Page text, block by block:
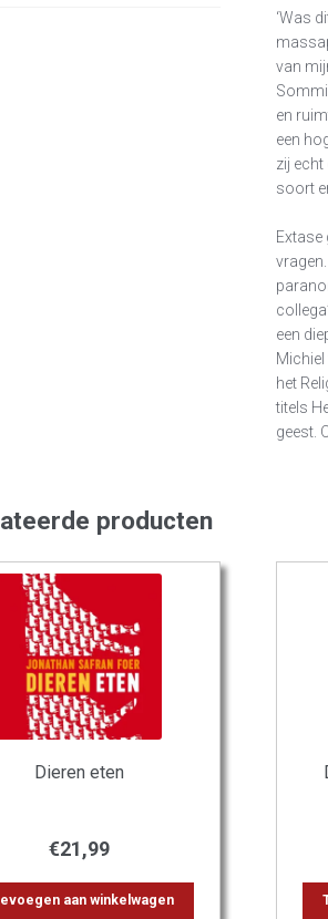
‘Was
van
en
een
zij
soort
Extase
een
het
titels
geest.
producten
Dieren eten
€21,99
aan winkelwagen